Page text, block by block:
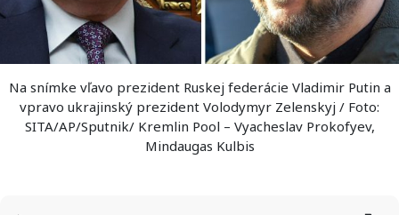
Na snímke vľavo prezident Ruskej federácie Vladimir Putin a
vpravo ukrajinský prezident Volodymyr Zelenskyj / Foto:
SITA/AP/Sputnik/ Kremlin Pool – Vyacheslav Prokofyev,
Mindaugas Kulbis